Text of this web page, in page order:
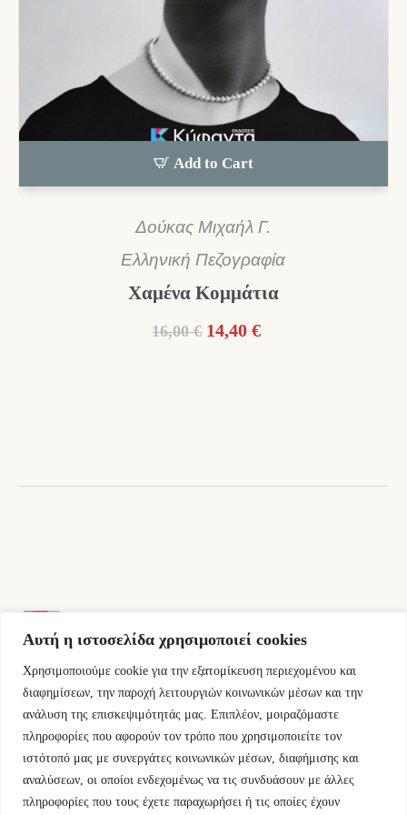
Αυτή η ιστοσελίδα χρησιμοποιεί cookies
Χρησιμοποιούμε cookie για την εξατομίκευση περιεχομένου και
διαφημίσεων, την παροχή λειτουργιών κοινωνικών μέσων και την
ανάλυση της επισκεψιμότητάς μας. Επιπλέον, μοιραζόμαστε
πληροφορίες που αφορούν τον τρόπο που χρησιμοποιείτε τον
ιστότοπό μας με συνεργάτες κοινωνικών μέσων, διαφήμισης και
αναλύσεων, οι οποίοι ενδεχομένως να τις συνδυάσουν με άλλες
πληροφορίες που τους έχετε παραχωρήσει ή τις οποίες έχουν
Add to Cart
Δούκας Μιχαήλ Γ.
Ελληνική Πεζογραφία
Χαμένα Κομμάτια
16,00 € Original
14,40 €Η
Εμμ.Μπενάκη 76 10681 Αθήνα Ελλάδα.
+30.2110084023
info@kyfantabooks.gr